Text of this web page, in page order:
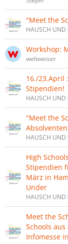
"Meet the
HAUSCH UND
Workshop:
weltweiser
16./23.April
Stipendien!
HAUSCH UND
"Meet the
Absolventen
HAUSCH UND
High
Stipendien
März in
Under
HAUSCH UND
Meet the
Schools
Infomesse